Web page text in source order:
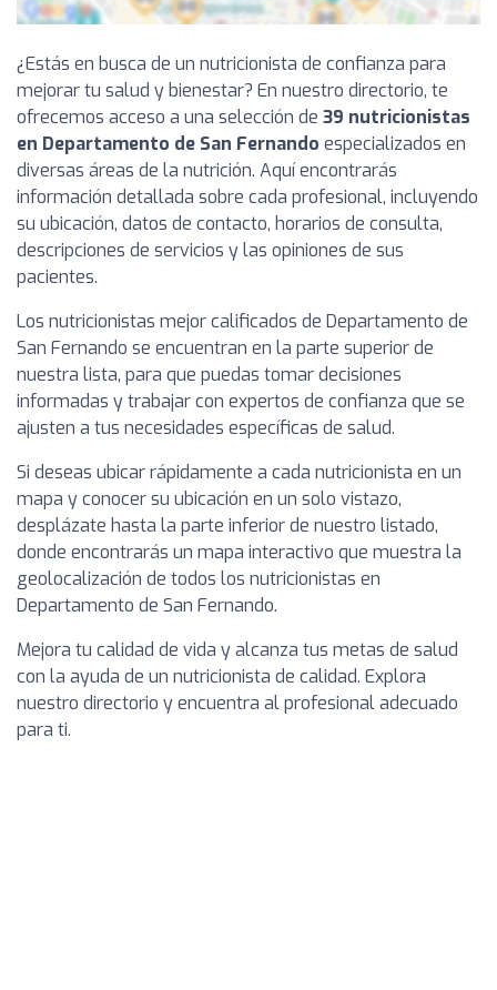
¿Estás en busca de un nutricionista de confianza para
mejorar tu salud y bienestar? En nuestro directorio, te
ofrecemos acceso a una selección de 39 nutricionistas
en Departamento de San Fernando especializados en
diversas áreas de la nutrición. Aquí encontrarás
información detallada sobre cada profesional, incluyendo
su ubicación, datos de contacto, horarios de consulta,
descripciones de servicios y las opiniones de sus
pacientes.
Los nutricionistas mejor calificados de Departamento de
San Fernando se encuentran en la parte superior de
nuestra lista, para que puedas tomar decisiones
informadas y trabajar con expertos de confianza que se
ajusten a tus necesidades específicas de salud.
Si deseas ubicar rápidamente a cada nutricionista en un
mapa y conocer su ubicación en un solo vistazo,
desplázate hasta la parte inferior de nuestro listado,
donde encontrarás un mapa interactivo que muestra la
geolocalización de todos los nutricionistas en
Departamento de San Fernando.
Mejora tu calidad de vida y alcanza tus metas de salud
con la ayuda de un nutricionista de calidad. Explora
nuestro directorio y encuentra al profesional adecuado
para ti.